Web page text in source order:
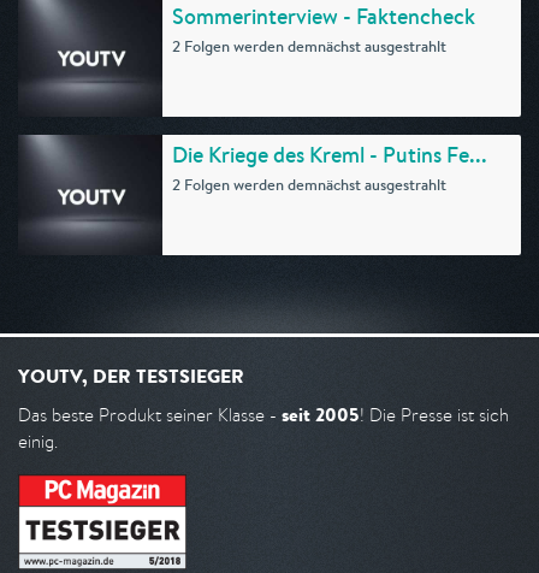
Sommerinterview - Faktencheck
2 Folgen werden demnächst ausgestrahlt
Die Kriege des Kreml - Putins Fe...
2 Folgen werden demnächst ausgestrahlt
YOUTV, DER TESTSIEGER
Das beste Produkt seiner Klasse - seit 2005! Die Presse ist sich
einig.